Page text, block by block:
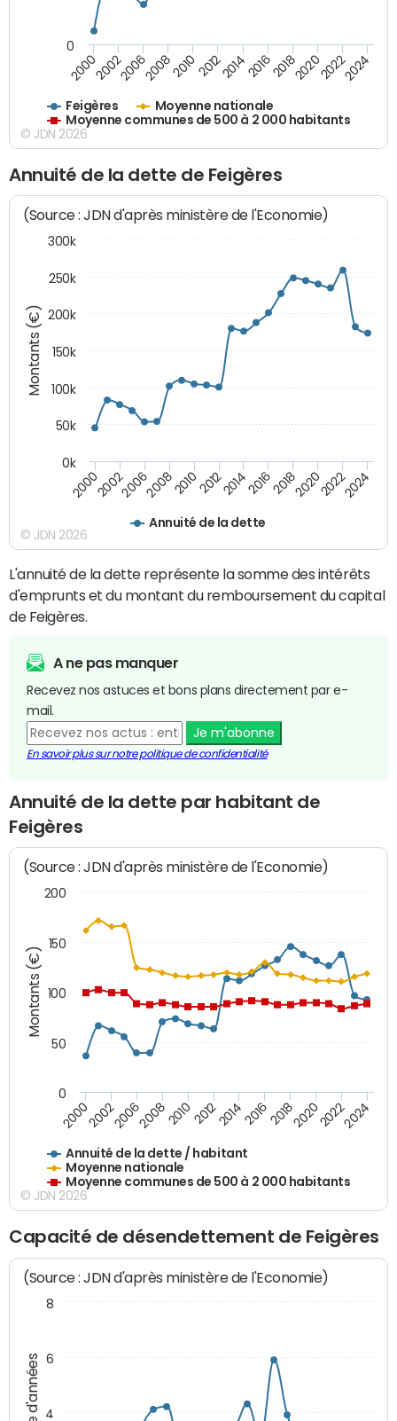
Feigères
Moyenne nationale
Moyenne communes de 500 à 2 000 habitants
200020022006200820102012201420162018202020222024
0
© JDN 2026
Annuité de la dette de Feigères
Montants (€)
(Source : JDN d'après ministère de l'Economie)
Annuité de la dette
200020022006200820102012201420162018202020222024
0k
50k
100k
150k
200k
250k
300k
© JDN 2026
L'annuité de la dette représente la somme des intérêts
d'emprunts et du montant du remboursement du capital
de Feigères.
A ne pas manquer
Recevez nos astuces et bons plans directement par e-
mail.
Je m'abonne
En savoir plus sur notre politique de confidentialité
Annuité de la dette par habitant de
Feigères
Montants (€)
(Source : JDN d'après ministère de l'Economie)
Annuité de la dette / habitant
Moyenne nationale
Moyenne communes de 500 à 2 000 habitants
200020022006200820102012201420162018202020222024
0
50
100
150
200
© JDN 2026
Capacité de désendettement de Feigères
(Source : JDN d'après ministère de l'Economie)
4
6
8